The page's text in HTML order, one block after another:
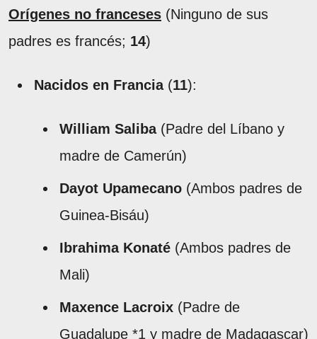
Orígenes no franceses (Ninguno de sus
padres es francés; 14)
Nacidos en Francia(11):
William Saliba(Padre del Líbano y
madre de Camerún)
Dayot Upamecano (Ambos padres de
Guinea-Bisáu)
Ibrahima Konaté (Ambos padres de
Mali)
Maxence Lacroix (Padre de
Guadalupe *1 y madre de Madagascar)